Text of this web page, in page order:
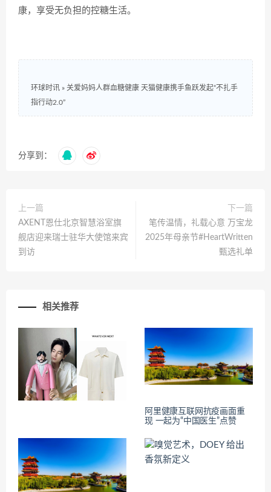
康，享受无负担的控糖生活。
环球时讯 » 关爱妈妈人群血糖健康 天猫健康携手鱼跃发起“不扎手
指行动2.0”
分享到：
上一篇
AXENT恩仕北京智慧浴室旗
舰店迎来瑞士驻华大使馆来宾
到访
下一篇
笔传温情，礼载心意 万宝龙
2025年母亲节#HeartWritten
甄选礼单
相关推荐
阿里健康互联网抗疫画面重
现 一起为“中国医生”点赞